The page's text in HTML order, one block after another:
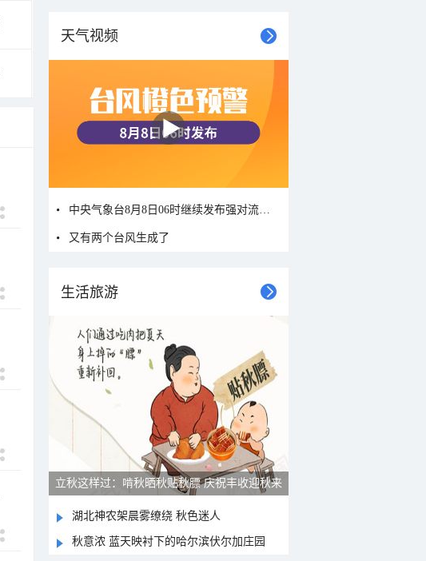
天气视频
中央气象台8月8日06时继续发布强对流天气蓝色预警
又有两个台风生成了
生活旅游
立秋这样过：啃秋晒秋贴秋膘 庆祝丰收迎秋来
湖北神农架晨雾缭绕 秋色迷人
秋意浓 蓝天映衬下的哈尔滨伏尔加庄园